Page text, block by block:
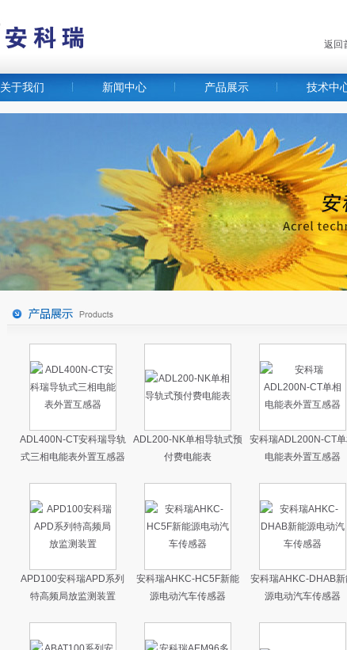
返回
关于我们 新闻中心 产品展示 技术中
ADL400N-CT安科瑞导轨
式三相电能表外置互感器
ADL200-NK单相导轨式预
付费电能表
安科瑞ADL200N-CT
电能表外置互感器
APD100安科瑞APD系列
特高频局放监测装置
安科瑞AHKC-HC5F新能
源电动汽车传感器
安科瑞AHKC-DHAB新
源电动汽车传感器